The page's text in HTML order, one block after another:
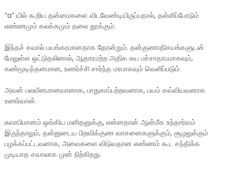
“a” யில் கூறிய தன்மைகளை விடவேண்டியிருப்பதால், தள்ளிப்போடும்
எண்ணமும் கலக்கமும் தலை தூக்கும்.
இந்தச் சவால் பயங்கரமானதாக தோன்றும். தன்குணாதிசயங்களுடன்
மேலுள்ள ஒட்டுதலினால், ஆதாரமற்ற அதிக சுய பச்சாதாபமாகவும்,
கண்மூடித்தனமான, உணர்ச்சி சார்ந்த மரபாகவும் வெளிப்படும்.
அவன் பலவீனமானவானாக, பாதுகாப்பற்றவனாக, பயம் கவ்வியவனாக
உணர்வான்.
சுவாபிமானம் ஒங்கிய மனிதனுக்கு, என்னதான் ஆன்மீக உந்தார்வம்
இருந்தாலும், தன்னுடைய பிறவிக்குண வாசனைகளுக்கும், சூழலுக்கும்
பழக்கப்பட்டவனாக, அவைகளை விடுவதான எண்ணம் கூட சந்திக்க
முடியாத சவாலாக முன் நிற்கிறது.